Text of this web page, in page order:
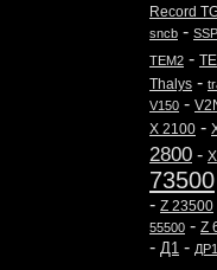
Record
sncb -
TEM2 -
Thalys -
V150 -
X 2100 -
2800 -
73500
- Z 23500
55500 - Z
- Д1 -